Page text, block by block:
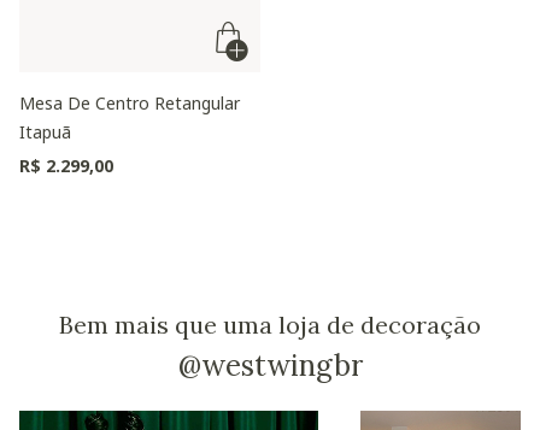
Mesa De Centro Retangular
Itapuã
R$ 2.299,00
Bem mais que uma loja de decoração
@westwingbr